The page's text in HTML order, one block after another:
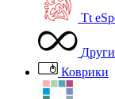
Tt
Коврики